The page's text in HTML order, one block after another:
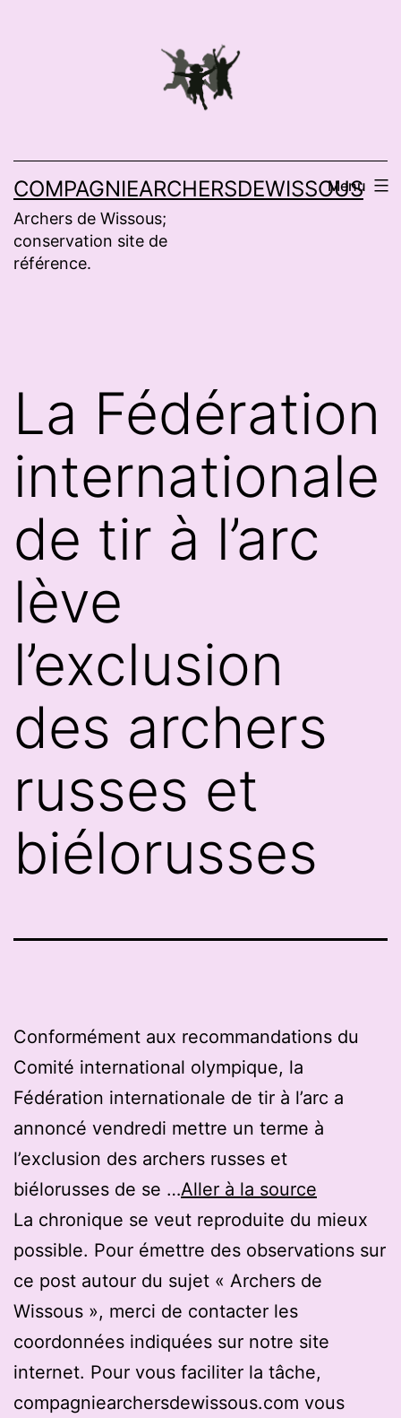
COMPAGNIEARCHERSDEWISSOUS
Archers de Wissous;
conservation site de
référence.
Menu
La Fédération
internationale
de tir à l’arc
lève
l’exclusion
des archers
russes et
biélorusses
Conformément aux recommandations du
Comité international olympique, la
Fédération internationale de tir à l’arc a
annoncé vendredi mettre un terme à
l’exclusion des archers russes et
biélorusses de se …Aller à la source
La chronique se veut reproduite du mieux
possible. Pour émettre des observations sur
ce post autour du sujet « Archers de
Wissous », merci de contacter les
coordonnées indiquées sur notre site
internet. Pour vous faciliter la tâche,
compagniearchersdewissous.com vous